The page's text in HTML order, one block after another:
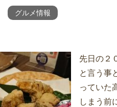
グルメ情報
先日の２
と言う事
っていた
しまう前